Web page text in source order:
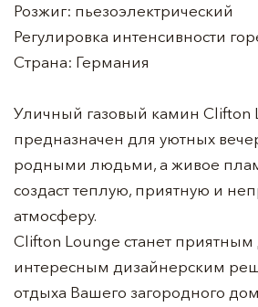
Розжиг: пьезоэлектрический
Регулировка интенсивности
Страна: Германия
Уличный газовый камин Clifton
предназначен для уютных
родными людьми, а живое
создаст теплую, приятную и
атмосферу.
Clifton Lounge станет
интересным дизайнерским
отдыха Вашего загородного